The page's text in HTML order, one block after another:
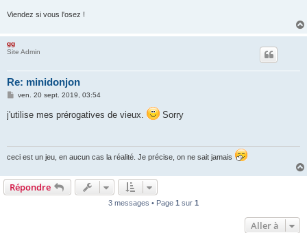
Viendez si vous l'osez !
gg
Site Admin
Re: minidonjon
M
s
s
ven. 20 sept. 2019, 03:54
j'utilise mes prérogatives de vieux. Sorry
ceci est un jeu, en aucun cas la réalité. Je précise, on ne sait jamais
Répondre
3 messages • Page 1 sur 1
Aller à